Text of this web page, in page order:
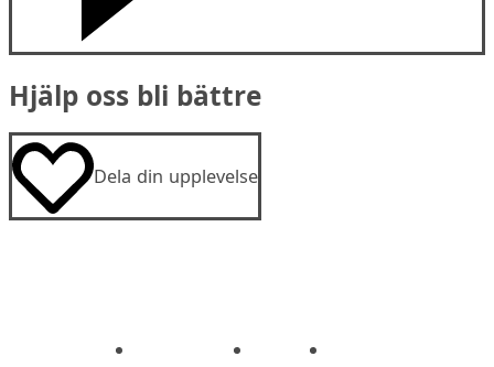
Hjälp oss bli bättre
Dela din upplevelse